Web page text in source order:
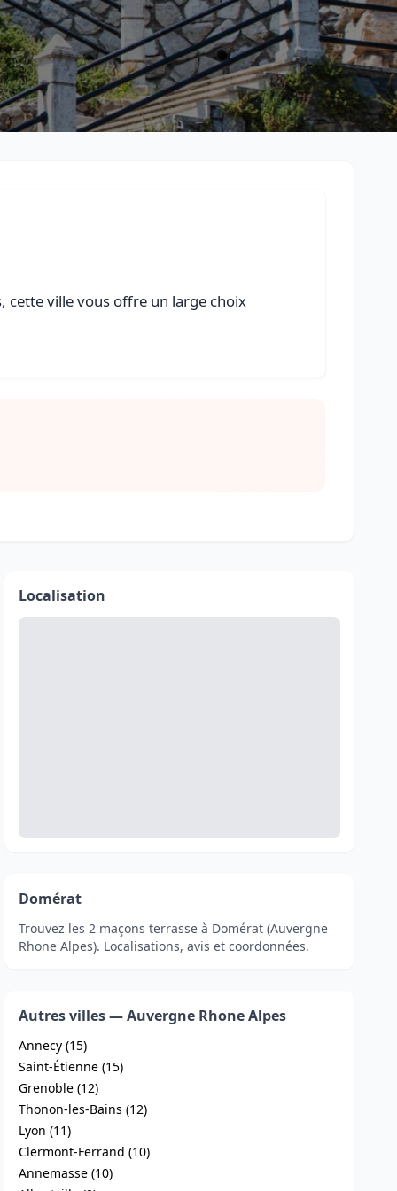
cette ville vous offre un large choix
Localisation
Domérat
Trouvez les 2 maçons terrasse à Domérat (Auvergne
Rhone Alpes). Localisations, avis et coordonnées.
Autres villes — Auvergne Rhone Alpes
Annecy (15)
Saint-Étienne (15)
Grenoble (12)
Thonon-les-Bains (12)
Lyon (11)
Clermont-Ferrand (10)
Annemasse (10)